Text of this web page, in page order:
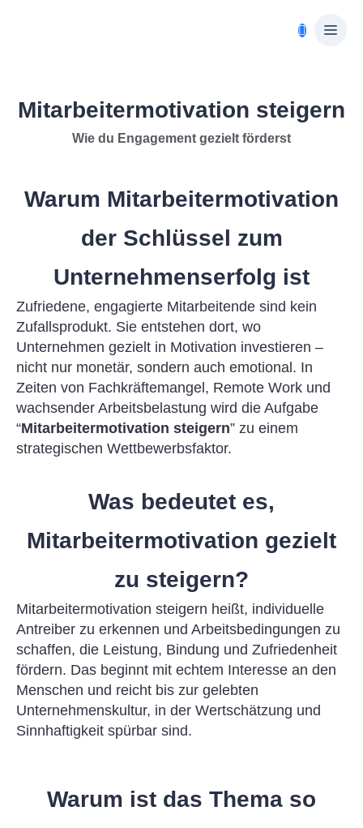
Mitarbeitermotivation steigern
Wie du Engagement gezielt förderst
Warum Mitarbeitermotivation
der Schlüssel zum
Unternehmenserfolg ist
Zufriedene, engagierte Mitarbeitende sind kein
Zufallsprodukt. Sie entstehen dort, wo
Unternehmen gezielt in Motivation investieren –
nicht nur monetär, sondern auch emotional. In
Zeiten von Fachkräftemangel, Remote Work und
wachsender Arbeitsbelastung wird die Aufgabe
“Mitarbeitermotivation steigern” zu einem
strategischen Wettbewerbsfaktor.
Was bedeutet es,
Mitarbeitermotivation gezielt
zu steigern?
Mitarbeitermotivation steigern heißt, individuelle
Antreiber zu erkennen und Arbeitsbedingungen zu
schaffen, die Leistung, Bindung und Zufriedenheit
fördern. Das beginnt mit echtem Interesse an den
Menschen und reicht bis zur gelebten
Unternehmenskultur, in der Wertschätzung und
Sinnhaftigkeit spürbar sind.
Warum ist das Thema so